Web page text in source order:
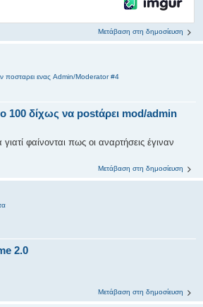
Μετάβαση στη δημοσίευση
ποσταρει ενας Admin/Moderator #4
100 δίχως να postάρει mod/admin
φαίνονται πως οι αναρτήσεις έγιναν
Μετάβαση στη δημοσίευση
2.0
Μετάβαση στη δημοσίευση